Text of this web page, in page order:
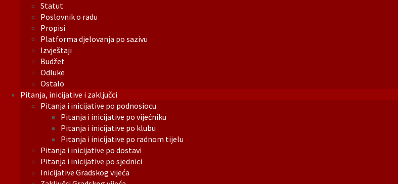
Statut
Poslovnik o radu
Propisi
Platforma djelovanja po sazivu
Izvještaji
Budžet
Odluke
Ostalo
Pitanja, inicijative i zaključci
Pitanja i inicijative po podnosiocu
Pitanja i inicijative po vijećniku
Pitanja i inicijative po klubu
Pitanja i inicijative po radnom tijelu
Pitanja i inicijative po dostavi
Pitanja i inicijative po sjednici
Inicijative Gradskog vijeća